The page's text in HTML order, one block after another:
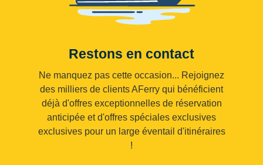
Restons en contact
Ne manquez pas cette occasion... Rejoignez
des milliers de clients AFerry qui bénéficient
déjà d'offres exceptionnelles de réservation
anticipée et d'offres spéciales exclusives
exclusives pour un large éventail d'itinéraires
!